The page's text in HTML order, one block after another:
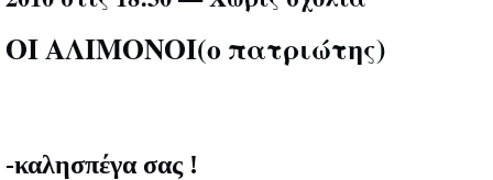
ΟΙ ΑΛΙΜΟΝΟΙ(ο πατριώτης)
-καλησπέγα σας !